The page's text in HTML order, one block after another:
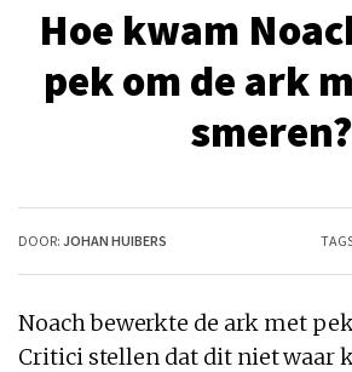
Hoe kwam
pek om de ark
smeren?
DOOR: JOHAN HUIBERS
Noachbewerkte de arkmet
Critici stellen dat dit niet waar